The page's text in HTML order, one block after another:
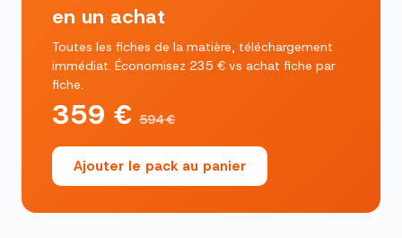
en un achat
Toutes les fiches de la matière, téléchargement
immédiat. Économisez 235 € vs achat fiche par
fiche.
359 € 594 €
Ajouter le pack au panier